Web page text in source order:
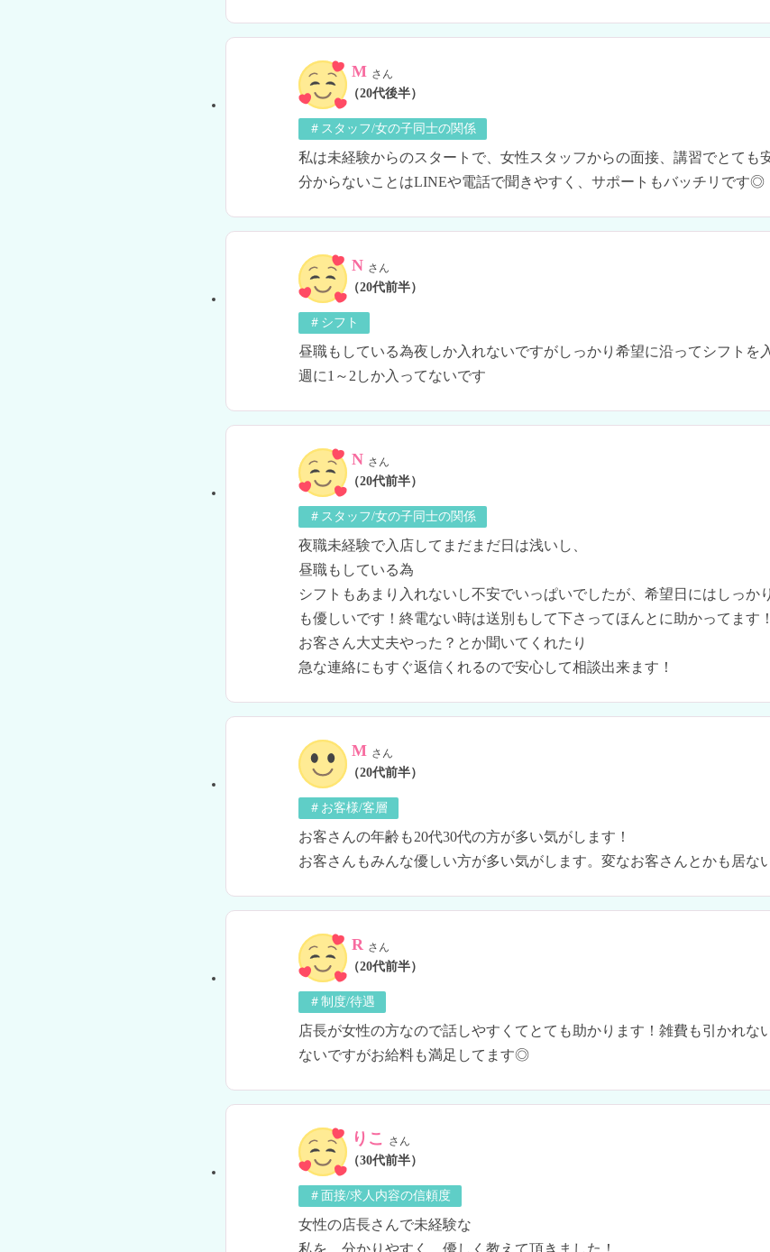
M さん
（20代後半）
＃スタッフ/女の子同士の関係
私は未経験からのスタートで、女性スタッフからの面接、講習でとても
分からないことはLINEや電話で聞きやすく、サポートもバッチリです◎
N さん
（20代前半）
＃シフト
昼職もしている為夜しか入れないですがしっかり希望に沿ってシフトを
週に1～2しか入ってないです
N さん
（20代前半）
＃スタッフ/女の子同士の関係
夜職未経験で入店してまだまだ日は浅いし、
昼職もしている為
シフトもあまり入れないし不安でいっぱいでしたが、希望日にはしっか
も優しいです！終電ない時は送別もして下さってほんとに助かってます！
お客さん大丈夫やった？とか聞いてくれたり
急な連絡にもすぐ返信くれるので安心して相談出来ます！
M さん
（20代前半）
＃お客様/客層
お客さんの年齢も20代30代の方が多い気がします！
R さん
（20代前半）
＃制度/待遇
店長が女性の方なので話しやすくてとても助かります！雑費も引かれな
ないですがお給料も満足してます◎
りこ さん
（30代前半）
＃面接/求人内容の信頼度
女性の店長さんで未経験な
私を、分かりやすく、優しく教えて頂きました！